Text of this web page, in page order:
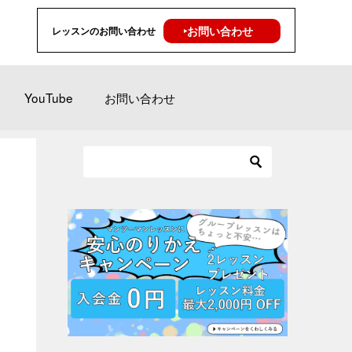
レッスンのお問い合わせ ‣お問い合わせ
YouTube お問い合わせ